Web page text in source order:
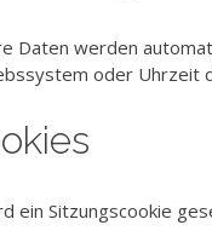
Daten werden
oder Uhrzeit
ein Sitzungscookie